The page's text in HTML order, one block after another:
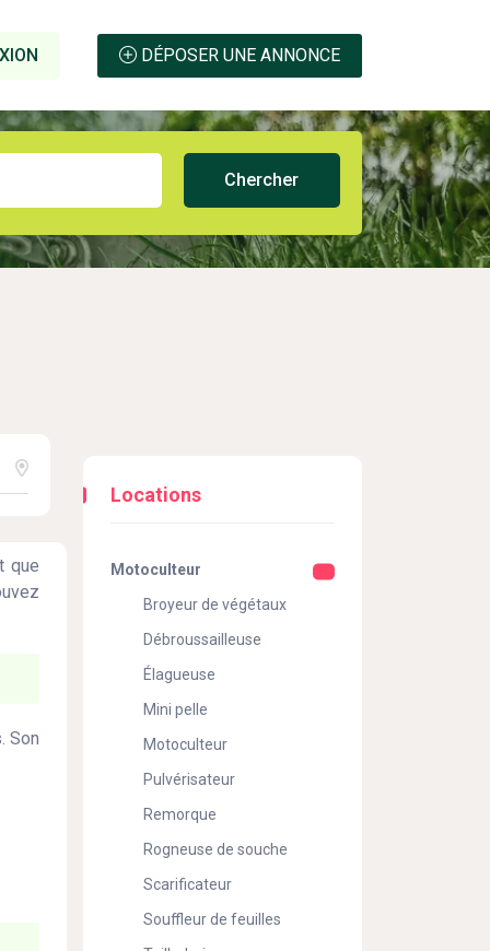
DÉPOSER UNE ANNONCE
que
Son
Locations
Motoculteur
Broyeur de végétaux
Débroussailleuse
Élagueuse
Mini pelle
Motoculteur
Pulvérisateur
Remorque
Rogneuse de souche
Scarificateur
Souffleur de feuilles